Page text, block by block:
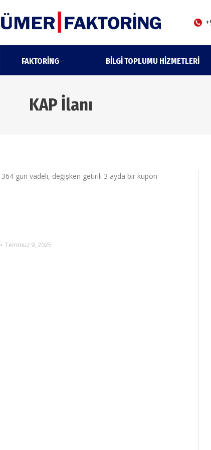
FAKTORING BILGI TOPLUMU HIZMETLERI
KAP İlanı
gün vadeli, değişken getirili 3 ayda bir kupon
Temmuz 9, 2025